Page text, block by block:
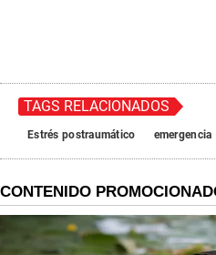
TAGS RELACIONADOS
Estrés postraumático emergencia